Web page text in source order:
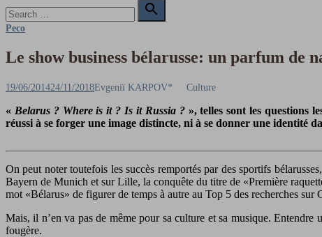
for:

Search
Peco
Le show business bélarusse: un parfum de
Posted
19/06/201424/11/2018Author
Evgeniï KARPOV* Culture
« Belarus ? Where is it ? Is it Russia ? », telles sont les questions
réussi à se forger une image distincte, ni à se donner une identité
On peut noter toutefois les succès remportés par des sportifs
Bayern de Munich et sur Lille, la conquête du titre de «Première
mot «Bélarus» de figurer de temps à autre au Top 5 des recherches sur
Mais, il n’en va pas de même pour sa culture et sa musique.
fougère.